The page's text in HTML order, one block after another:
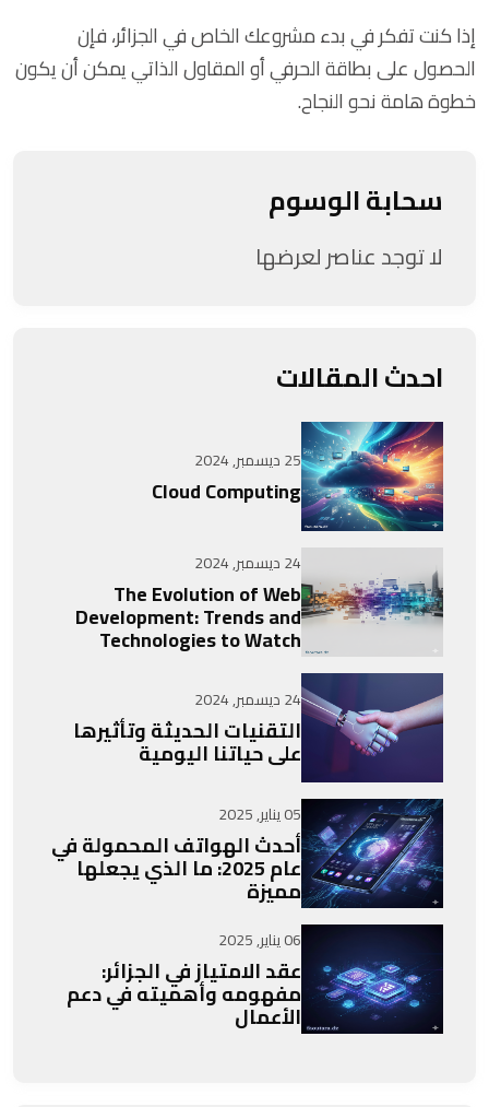
إذا كنت تفكر في بدء مشروعك الخاص في الجزائر، فإن
الحصول على بطاقة الحرفي أو المقاول الذاتي يمكن أن يكون
خطوة هامة نحو النجاح.
سحابة الوسوم
لا توجد عناصر لعرضها
احدث المقالات
25 ديسمبر, 2024
Cloud Computing
24 ديسمبر, 2024
The Evolution of Web
Development: Trends and
Technologies to Watch
24 ديسمبر, 2024
التقنيات الحديثة وتأثيرها
على حياتنا اليومية
05 يناير, 2025
أحدث الهواتف المحمولة في
عام 2025: ما الذي يجعلها
مميزة
06 يناير, 2025
عقد الامتياز في الجزائر:
مفهومه وأهميته في دعم
الأعمال